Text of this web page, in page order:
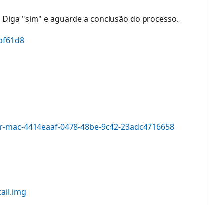
"sim" e aguarde a conclusão do processo.
4414eaaf-0478-48be-9c42-23adc4716658